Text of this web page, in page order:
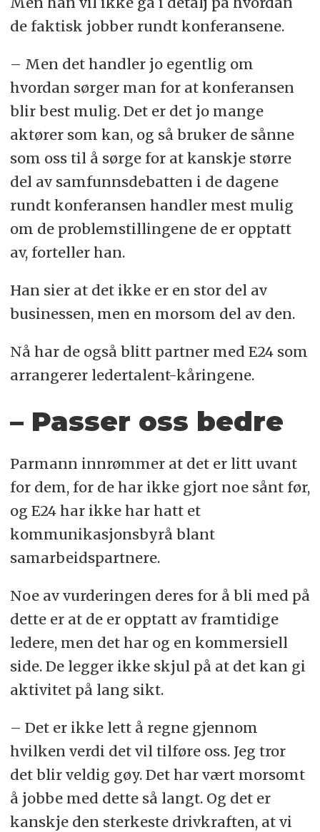
de faktisk jobber rundt konferansene.
– Men det handler jo egentlig om
hvordan sørger man for at konferansen
blir best mulig. Det er det jo mange
aktører som kan, og så bruker de sånne
som oss til å sørge for at kanskje større
del av samfunnsdebatten i de dagene
rundt konferansen handler mest mulig
om de problemstillingene de er opptatt
av, forteller han.
Han sier at det ikke er en stor del av
businessen, men en morsom del av den.
Nå har de også blitt partner med E24 som
arrangerer ledertalent-kåringene.
– Passer oss bedre
Parmann innrømmer at det er litt uvant
for dem, for de har ikke gjort noe sånt før,
og E24 har ikke har hatt et
kommunikasjonsbyrå blant
samarbeidspartnere.
Noe av vurderingen deres for å bli med på
dette er at de er opptatt av framtidige
ledere, men det har og en kommersiell
side. De legger ikke skjul på at det kan gi
aktivitet på lang sikt.
– Det er ikke lett å regne gjennom
hvilken verdi det vil tilføre oss. Jeg tror
det blir veldig gøy. Det har vært morsomt
å jobbe med dette så langt. Og det er
kanskje den sterkeste drivkraften, at vi